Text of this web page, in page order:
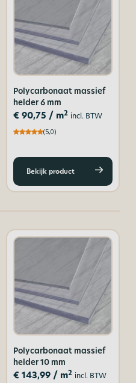
Polycarbonaat massief
helder 6 mm
€ 90,75 / m2 incl. BTW
(5,0)
Bekijk product
Polycarbonaat massief
helder 10 mm
€ 143,99/ m2 incl. BTW